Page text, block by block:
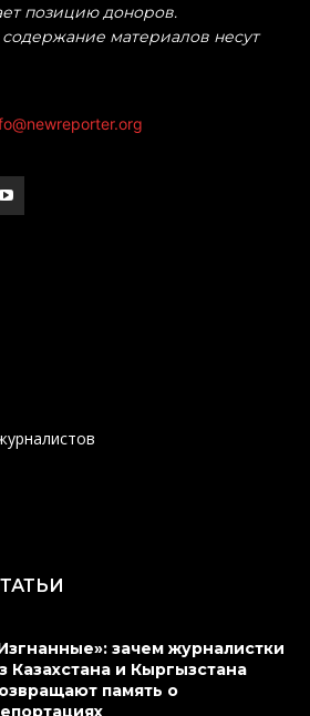
позицию доноров.
содержание материалов несут
зачем журналистки
Казахстана и Кыргызстана
память о